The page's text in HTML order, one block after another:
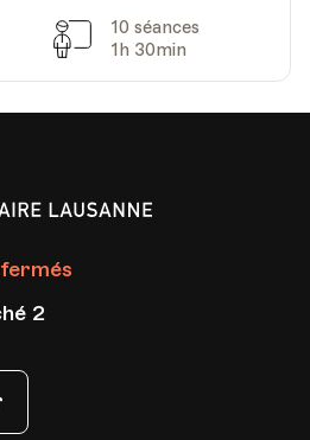
Heure
18.00
Pédagogique
Séances
10 séances
1h 30min
2